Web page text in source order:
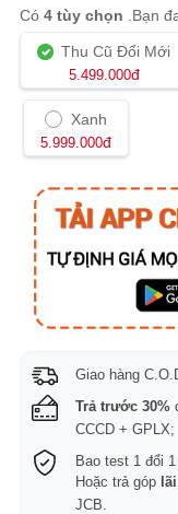
Có4 tùy chọn .Bạn
Thu Cũ Đổi Mới
5.499.000đ
Xanh
5.999.000đ
Giao hàng
Trả trước 30%
CCCD + GPLX;
Bao test 1 đổi
Hoặc trả góp
JCB.